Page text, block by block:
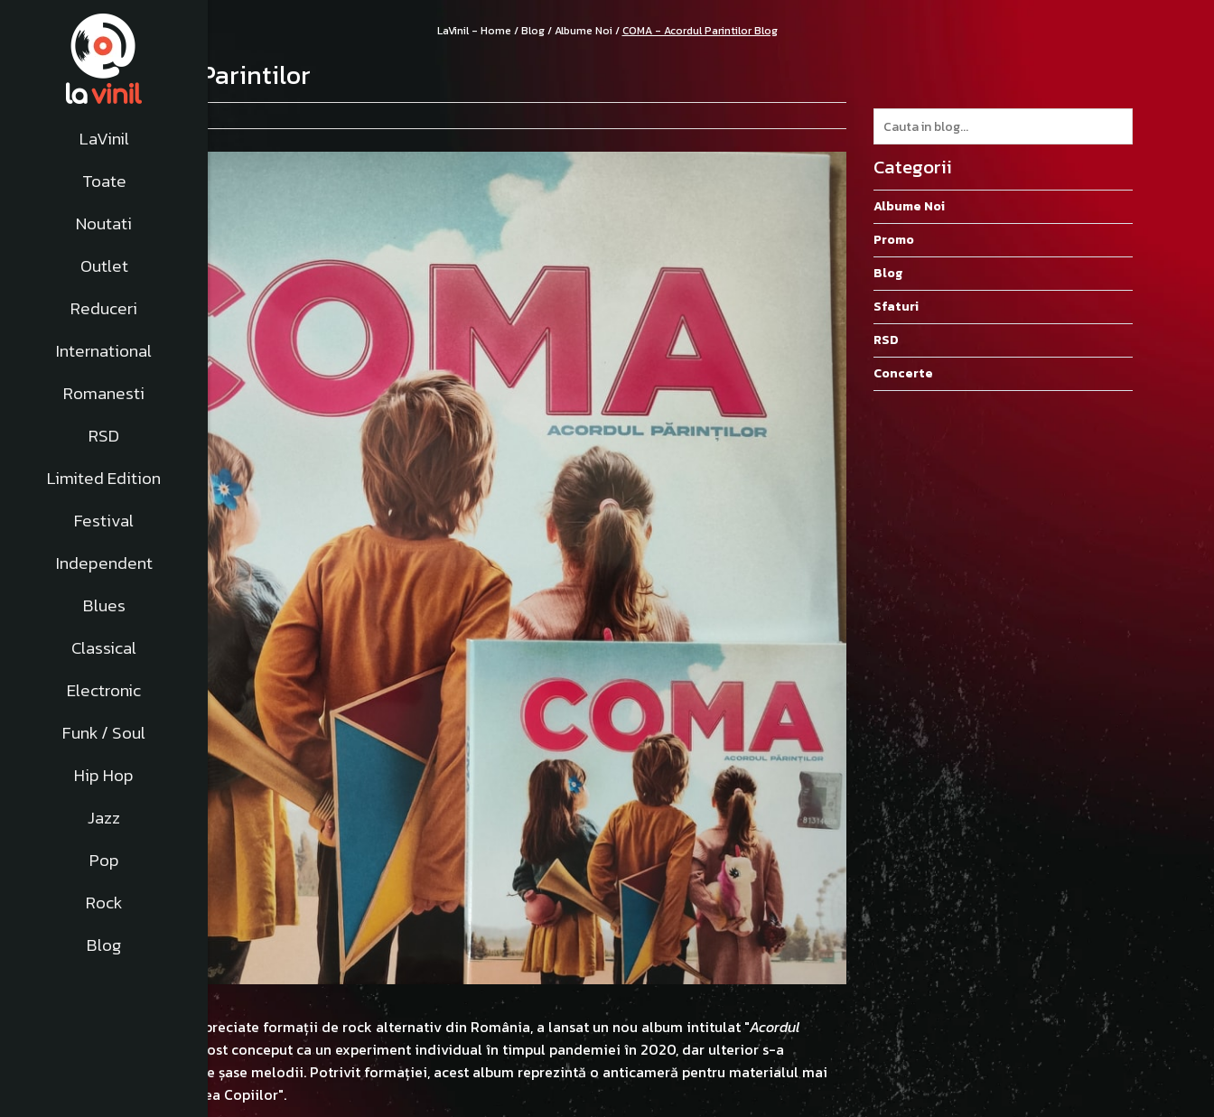
LaVinil
Toate
Noutati
Outlet
Reduceri
International
Romanesti
RSD
Limited Edition
Festival
Independent
Blues
Classical
Electronic
Funk / Soul
Hip Hop
Jazz
Pop
Rock
Blog
LaVinil - Home /Blog /Albume Noi /COMA - Acordul Parintilor Blog
COMA - Acordul Parintilor
, una dintre cele mai apreciate formații de rock alternativ din România, a lansat un nou album intitulat "Acordul
". Inițial, albumul a fost conceput ca un experiment individual în timpul pandemiei în 2020, dar ulterior s-a
transformat într-o colecție de șase melodii. Potrivit formației, acest album reprezintă o anticameră pentru materialul mai
zgomotos intitulat "Petrecerea Copiilor".
Categorii
Albume Noi
Promo
Blog
Sfaturi
RSD
Concerte